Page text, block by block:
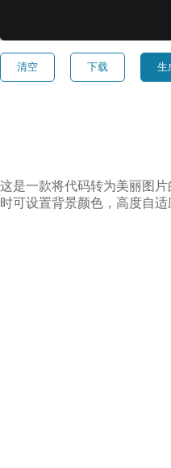
清空 下载 生
这是一款将代码转为美丽图
时可设置背景颜色，高度自